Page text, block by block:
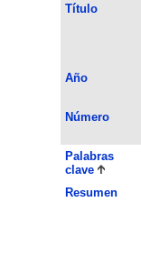
Título
Año
Número
Palabras
clave
Resumen